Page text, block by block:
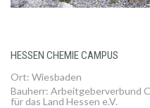
HESSEN CHEMIE CAMPUS
Ort: Wiesbaden
Bauherr: Arbeitgeberverbund
für das Land Hessen e.V.